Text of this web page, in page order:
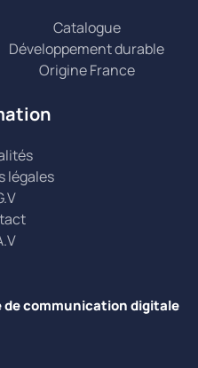
Catalogue
Développement durable
Origine France
légales
de communication digitale